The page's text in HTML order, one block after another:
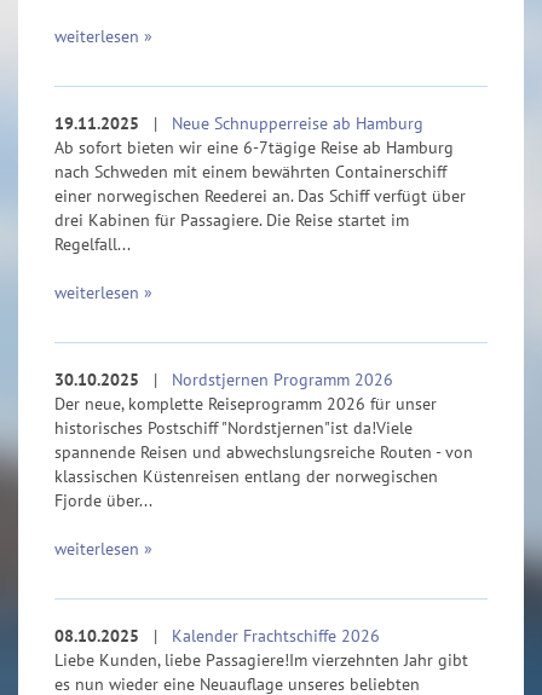
weiterlesen »
19.11.2025 | Neue Schnupperreise ab Hamburg
Ab sofort bieten wir eine 6-7tägige Reise ab Hamburg
nach Schweden mit einem bewährten Containerschiff
einer norwegischen Reederei an. Das Schiff verfügt über
drei Kabinen für Passagiere. Die Reise startet im
Regelfall...
weiterlesen »
30.10.2025 | Nordstjernen Programm 2026
Der neue, komplette Reiseprogramm 2026 für unser
historisches Postschiff "Nordstjernen"ist da!Viele
spannende Reisen und abwechslungsreiche Routen - von
klassischen Küstenreisen entlang der norwegischen
Fjorde über...
weiterlesen »
08.10.2025 | Kalender Frachtschiffe 2026
Liebe Kunden, liebe Passagiere!Im vierzehnten Jahr gibt
es nun wieder eine Neuauflage unseres beliebten